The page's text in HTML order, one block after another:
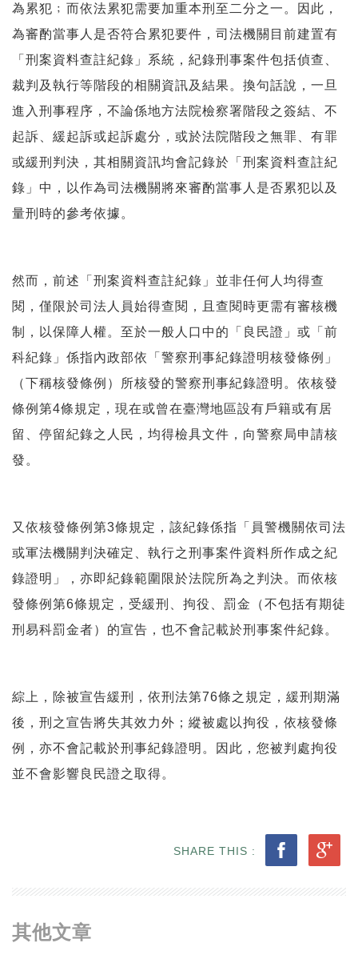
為累犯﹔而依法累犯需要加重本刑至二分之一。因此，
為審酌當事人是否符合累犯要件，司法機關目前建置有
「刑案資料查註紀錄」系統，紀錄刑事案件包括偵查、
裁判及執行等階段的相關資訊及結果。換句話說，一旦
進入刑事程序，不論係地方法院檢察署階段之簽結、不
起訴、緩起訴或起訴處分，或於法院階段之無罪、有罪
或緩刑判決，其相關資訊均會記錄於「刑案資料查註紀
錄」中，以作為司法機關將來審酌當事人是否累犯以及
量刑時的參考依據。
然而，前述「刑案資料查註紀錄」並非任何人均得查
閱，僅限於司法人員始得查閱，且查閱時更需有審核機
制，以保障人權。至於一般人口中的「良民證」或「前
科紀錄」係指內政部依「警察刑事紀錄證明核發條例」
（下稱核發條例）所核發的警察刑事紀錄證明。依核發
條例第4條規定，現在或曾在臺灣地區設有戶籍或有居
留、停留紀錄之人民，均得檢具文件，向警察局申請核
發。
又依核發條例第3條規定，該紀錄係指「員警機關依司法
或軍法機關判決確定、執行之刑事案件資料所作成之紀
錄證明」，亦即紀錄範圍限於法院所為之判決。而依核
發條例第6條規定，受緩刑、拘役、罰金（不包括有期徒
刑易科罰金者）的宣告，也不會記載於刑事案件紀錄。
綜上，除被宣告緩刑，依刑法第76條之規定，緩刑期滿
後，刑之宣告將失其效力外；縱被處以拘役，依核發條
例，亦不會記載於刑事紀錄證明。因此，您被判處拘役
並不會影響良民證之取得。
SHARE THIS :
其他文章